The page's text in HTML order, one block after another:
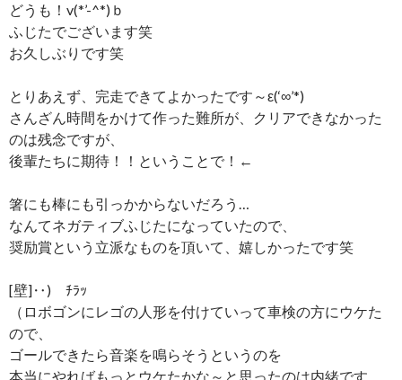
どうも！v(*’-^*)ｂ
ふじたでございます笑
お久しぶりです笑
とりあえず、完走できてよかったです～ε(‘∞’*)
さんざん時間をかけて作った難所が、クリアできなかった
のは残念ですが、
後輩たちに期待！！ということで！←
箸にも棒にも引っかからないだろう…
なんてネガティブふじたになっていたので、
奨励賞という立派なものを頂いて、嬉しかったです笑
[壁]‥) ﾁﾗｯ
（ロボゴンにレゴの人形を付けていって車検の方にウケた
ので、
ゴールできたら音楽を鳴らそうというのを
本当にやればもっとウケたかな～と思ったのは内緒です